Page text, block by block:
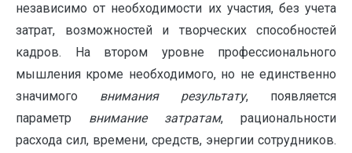
независимо от необходимости их участия, без учета
затрат, возможностей и творческих способностей
кадров. На втором уровне профессионального
мышления кроме необходимого, но не единственно
значимого внимания результату, появляется
параметр внимание затратам, рациональности
расхода сил, времени, средств, энергии сотрудников.